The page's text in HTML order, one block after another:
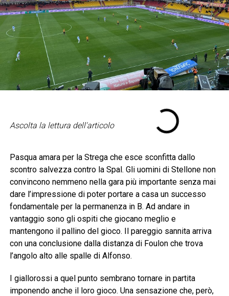
Ascolta la lettura dell'articolo
Pasqua amara per la Strega che esce sconfitta dallo
scontro salvezza contro la Spal. Gli uomini di Stellone non
convincono nemmeno nella gara più importante senza mai
dare l’impressione di poter portare a casa un successo
fondamentale per la permanenza in B. Ad andare in
vantaggio sono gli ospiti che giocano meglio e
mantengono il pallino del gioco. Il pareggio sannita arriva
con una conclusione dalla distanza di Foulon che trova
l’angolo alto alle spalle di Alfonso.
I giallorossi a quel punto sembrano tornare in partita
imponendo anche il loro gioco. Una sensazione che, però,